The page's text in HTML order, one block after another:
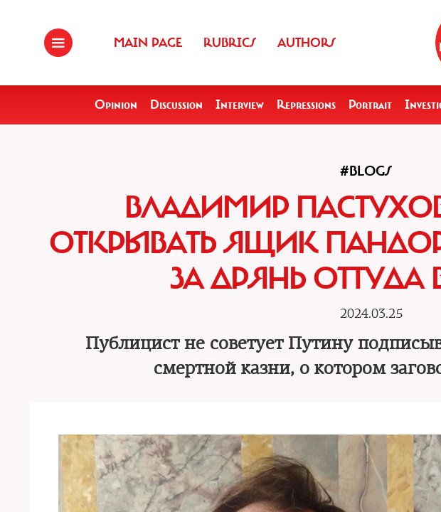
MAIN PAGE RUBRICS AUTHORS
Opinion Discussion Interview Repressions Portrait
#BLOGS
ВЛАДИМИР
ОТКРЫВАТЬ ЯЩИК
ЗА ДРЯНЬ ОТТУДА
2024.03.25
Публицист не советует Путину
смертной казни, о котором